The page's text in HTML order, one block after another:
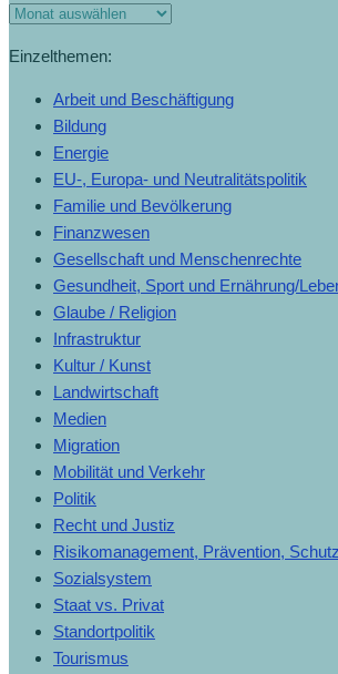
Einzelthemen:
Arbeit und Beschäftigung
Bildung
Energie
EU-, Europa- und Neutralitätspolitik
Familie und Bevölkerung
Finanzwesen
Gesellschaft und Menschenrechte
Gesundheit, Sport und Ernährung/
Glaube / Religion
Infrastruktur
Kultur / Kunst
Landwirtschaft
Medien
Migration
Mobilität und Verkehr
Politik
Recht und Justiz
Risikomanagement, Prävention,
Sozialsystem
Staat vs. Privat
Standortpolitik
Tourismus